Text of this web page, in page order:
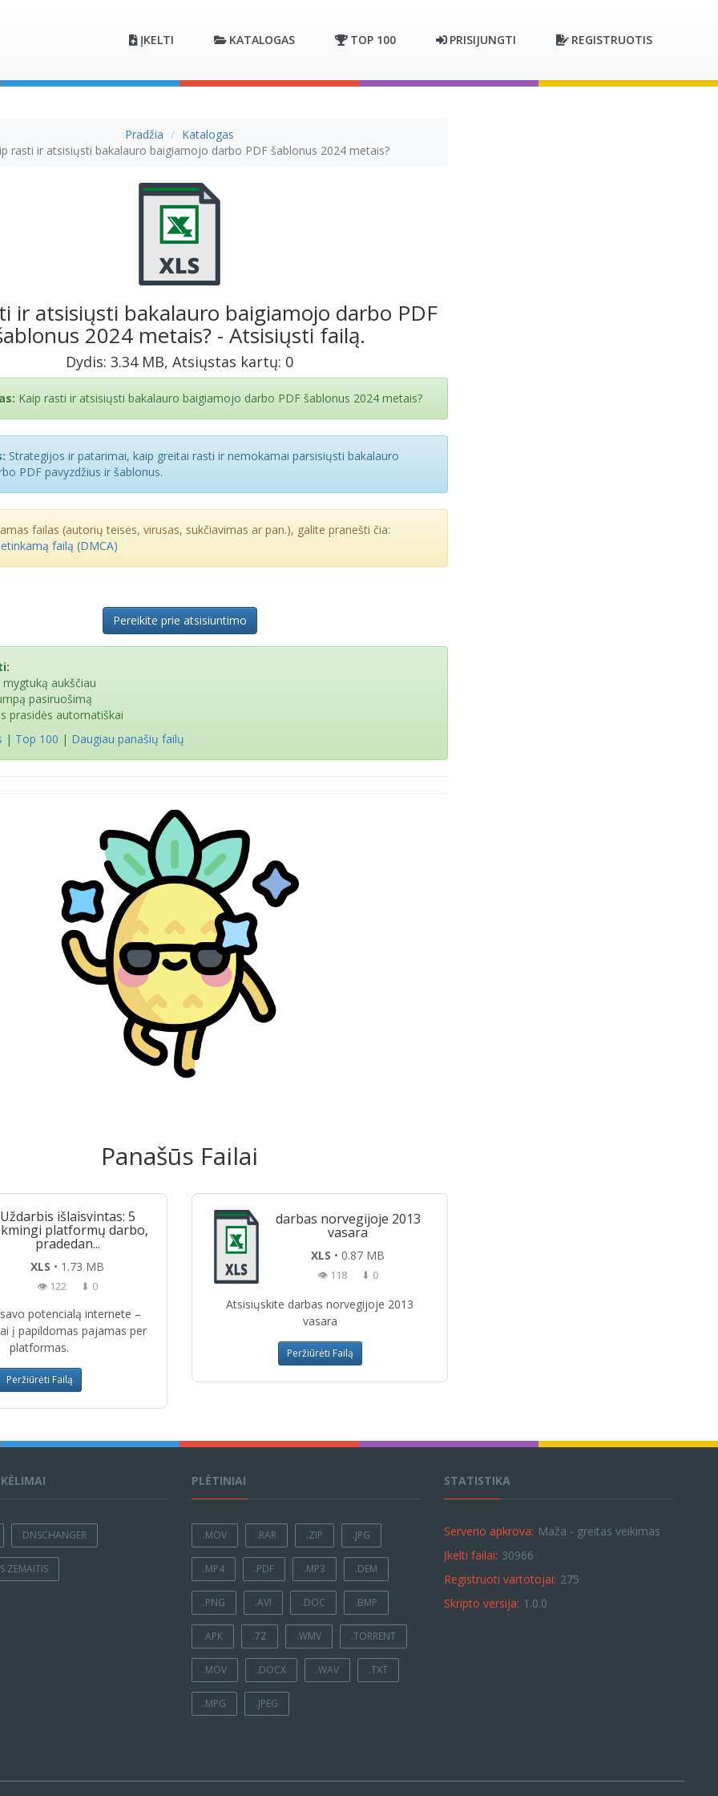
ĮKELTI KATALOGAS TOP 100 PRISIJUNGTI REGISTRUOTIS
Pradžia
Katalogas
rasti ir atsisiųsti bakalauro baigiamojo darbo PDF šablonus 2024 metais?
ir atsisiųsti bakalauro baigiamojo darbo PDF
2024 metais? - Atsisiųsti failą.
Dydis: 3.34 MB, Atsiųstas kartų: 0
Kaip rasti ir atsisiųsti bakalauro baigiamojo darbo PDF šablonus 2024 metais?
Strategijos ir patarimai, kaip greitai rasti ir nemokamai parsisiųsti bakalauro
PDF pavyzdžius ir šablonus.
failas (autorių teisės, virusas, sukčiavimas ar pan.), galite pranešti čia:
failą (DMCA)
Pereikite prie atsisiuntimo
aukščiau
pasiruošimą
prasidės automatiškai
| Top 100 | Daugiau panašių failų
Panašūs Failai
Uždarbis išlaisvintas: 5
platformų darbo,
pradedan...
XLS • 1.73 MB
👁 122 ⬇ 0
potencialą internete –
į papildomas pajamas per
platformas.
Peržiūrėti Failą
darbas norvegijoje 2013
vasara
XLS • 0.87 MB
👁 118 ⬇ 0
Atsisiųskite darbas norvegijoje 2013
vasara
Peržiūrėti Failą
DNSCHANGER
ZEMAITIS
PLĖTINIAI
.MOV .RAR .ZIP .JPG
.MP4 .PDF .MP3 .DEM
.PNG .AVI .DOC .BMP
.APK .7Z .WMV .TORRENT
.MOV .DOCX .WAV .TXT
.MPG .JPEG
STATISTIKA
Serverio apkrova: Maža - greitas veikimas
Įkelti failai: 30966
Registruoti vartotojai: 275
Skripto versija: 1.0.0